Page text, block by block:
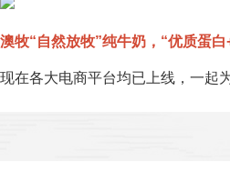
澳牧“自然放牧”纯牛奶，“优质蛋
现在各大电商平台均已上线，一起